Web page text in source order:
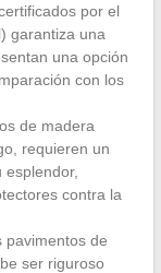
por el
garantiza una
una opción
con los
de madera
requieren un
contra la
pavimentos de
ser riguroso